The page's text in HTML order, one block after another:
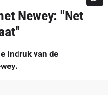
Newey: "Net
indruk van de